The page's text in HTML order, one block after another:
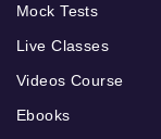
Mock Tests
Live Classes
Videos Course
Ebooks